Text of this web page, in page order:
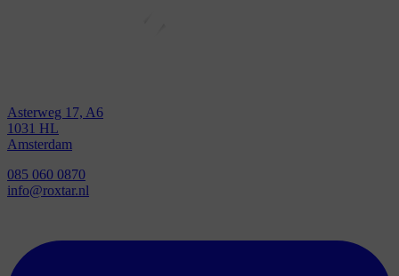
Asterweg 17, A6
1031 HL
Amsterdam
085 060 0870
info@roxtar.nl